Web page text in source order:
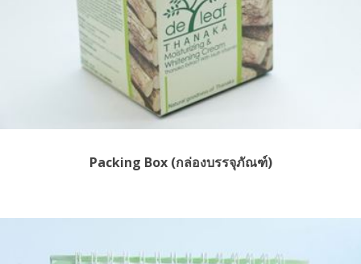
Packing Box (กล่องบรรจุภัณฑ์)